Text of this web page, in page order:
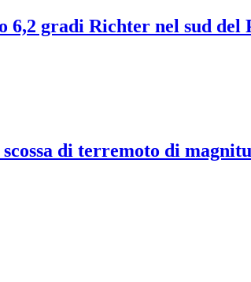
6,2 gradi Richter nel sud del
di terremoto di